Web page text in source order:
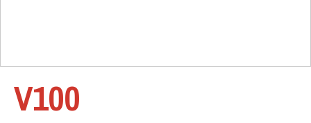
V100